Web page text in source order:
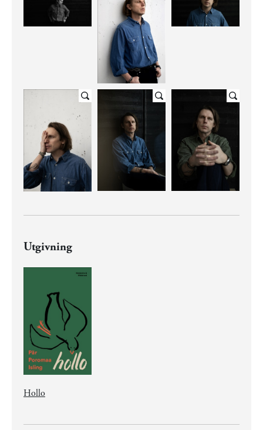
Utgivning
Hollo